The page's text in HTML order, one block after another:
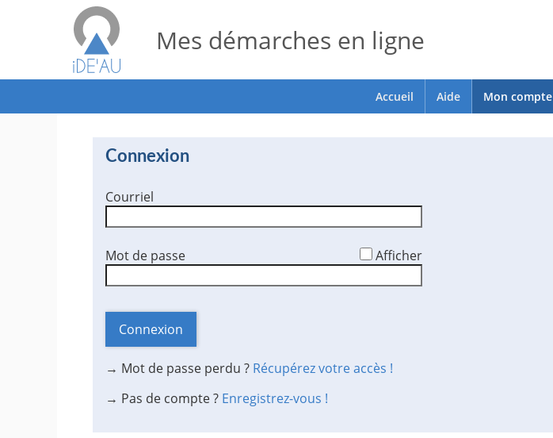
Mes démarches en ligne
Accueil Aide Mon compte
Connexion
Courriel
Mot de passe Afficher
Connexion
→ Mot de passe perdu ? Récupérez votre accès !
→ Pas de compte ? Enregistrez-vous !